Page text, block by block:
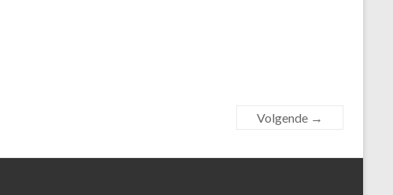
Volgende →